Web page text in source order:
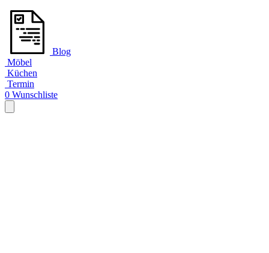
Blog
Möbel
Küchen
Termin
0 Wunschliste